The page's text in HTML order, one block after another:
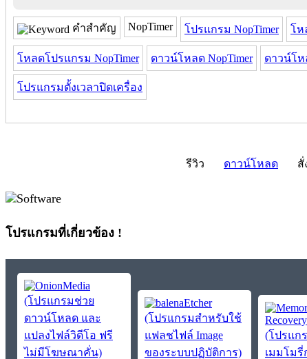
คำสำคัญ NopTimer โปรแกรม NopTimer โห
โหลดโปรแกรม NopTimer ดาวน์โหลด NopTimer ดาวน์โห
โปรแกรมตั้งเวลาปิดเครื่อง
รีวิว ดาวน์โหลด สั่
โปรแกรมที่เกี่ยวข้อง !